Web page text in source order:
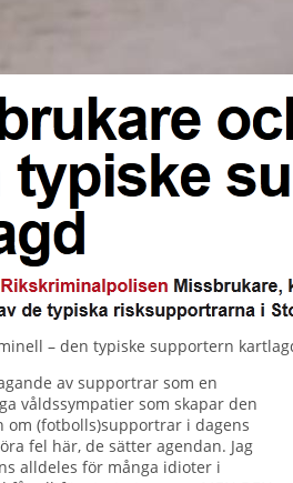
– den typiske supportern
av supportrar som en
våldssympatier som skapar den
(fotbolls)supportrar i dagens
fel här, de sätter agendan. Jag
alldeles för många idioter i